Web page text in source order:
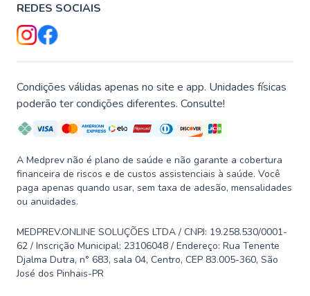
REDES SOCIAIS
Condições válidas apenas no site e app. Unidades físicas
poderão ter condições diferentes. Consulte!
A Medprev não é plano de saúde e não garante a cobertura
financeira de riscos e de custos assistenciais à saúde. Você
paga apenas quando usar, sem taxa de adesão, mensalidades
ou anuidades.
MEDPREV.ONLINE SOLUÇÕES LTDA / CNPJ: 19.258.530/0001-
62 / Inscrição Municipal: 23106048 / Endereço: Rua Tenente
Djalma Dutra, n° 683, sala 04, Centro, CEP 83.005-360, São
José dos Pinhais-PR